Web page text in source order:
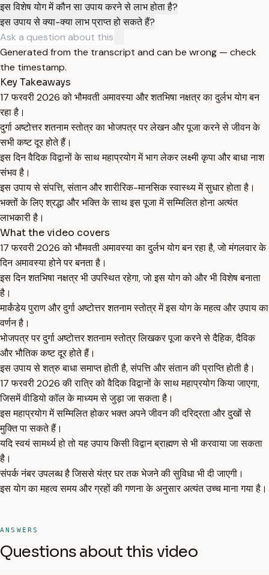
इस विशेष योग में कौन सा उपाय करने से लाभ होता है?
इस उपाय से क्या-क्या लाभ प्राप्त हो सकते हैं?
Generated from the transcript and can be wrong — check
the timestamp.
Key Takeaways
17 फरवरी 2026 को भौमवती अमावस्या और शतभिषा नक्षत्र का दुर्लभ योग बन
रहा है।
दुर्गा अष्टोत्तर शतनाम स्तोत्र का भोजपत्र पर लेखन और पूजा करने से जीवन के
सभी कष्ट दूर होते हैं।
इस दिन वैदिक विद्वानों के साथ महाप्रयोग में भाग लेकर लक्ष्मी कृपा और बाधा नाश
संभव है।
इस उपाय से संपत्ति, संतान और शारीरिक-मानसिक स्वास्थ्य में सुधार होता है।
भक्तों के लिए श्रद्धा और भक्ति के साथ इस पूजा में सम्मिलित होना अत्यंत
लाभकारी है।
What the video covers
17 फरवरी 2026 को भौमवती अमावस्या का दुर्लभ योग बन रहा है, जो मंगलवार के
दिन अमावस्या होने पर बनता है।
इस दिन शतभिषा नक्षत्र भी उपस्थित रहेगा, जो इस योग को और भी विशेष बनाता
है।
मार्कंडेय पुराण और दुर्गा अष्टोत्तर शतनाम स्तोत्र में इस योग के महत्व और उपाय का
वर्णन है।
भोजपत्र पर दुर्गा अष्टोत्तर शतनाम स्तोत्र लिखकर पूजा करने से दैहिक, दैविक
और भौतिक कष्ट दूर होते हैं।
इस उपाय से शत्रु बाधा समाप्त होती है, संपत्ति और संतान की प्राप्ति होती है।
17 फरवरी 2026 की रात्रि को वैदिक विद्वानों के साथ महाप्रयोग किया जाएगा,
जिसमें वीडियो कॉल के माध्यम से जुड़ा जा सकता है।
इस महाप्रयोग में सम्मिलित होकर भक्त अपने जीवन की दरिद्रता और दुखों से
मुक्ति पा सकते हैं।
यदि स्वयं सामर्थ्य हो तो यह उपाय किसी विद्वान ब्राह्मण से भी करवाया जा सकता
है।
संपर्क नंबर उपलब्ध है जिससे यंत्र घर तक भेजने की सुविधा भी दी जाएगी।
इस योग का महत्व समय और ग्रहों की गणना के अनुसार अत्यंत उच्च माना गया है।
ANSWERS
Questions about this video